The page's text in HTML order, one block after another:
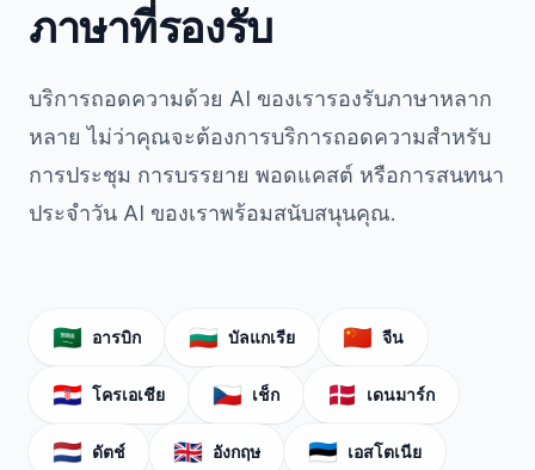
ภาษาที่รองรับ
บริการถอดความด้วย AI ของเรารองรับภาษาหลาก
หลาย ไม่ว่าคุณจะต้องการบริการถอดความสำหรับ
การประชุม การบรรยาย พอดแคสต์ หรือการสนทนา
ประจำวัน AI ของเราพร้อมสนับสนุนคุณ.
🇸🇦 อารบิก 🇧🇬 บัลแกเรีย 🇨🇳 จีน
🇭🇷 โครเอเชีย 🇨🇿 เช็ก 🇩🇰 เดนมาร์ก
🇳🇱 ดัตช์ 🇬🇧 อังกฤษ 🇪🇪 เอสโตเนีย